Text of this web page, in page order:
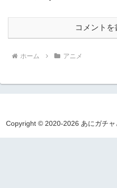
コメントを
ホーム アニメ
Copyright © 2020-2026 あにガチ